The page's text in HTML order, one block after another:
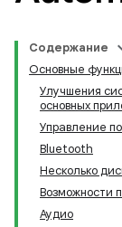
Содержание
Основные
Улучшения
основных
Управление
Bluetooth
Несколько
Возможности
Аудио